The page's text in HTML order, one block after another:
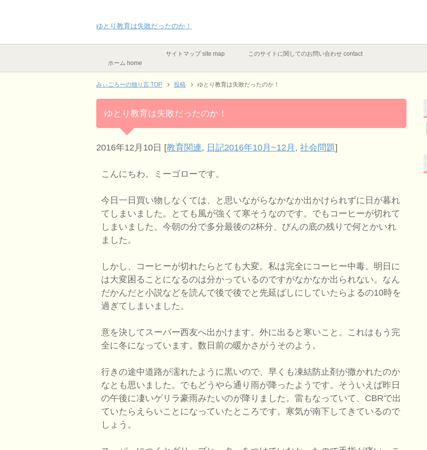
ゆとり教育は失敗だったのか！
ホーム home
サイトマップ site map このサイトに関してのお問い合わせ contact
みぃごろーの独り言 TOP 投稿 ゆとり教育は失敗だったのか！
ゆとり教育は失敗だったのか！
2016年12月10日 [教育関連, 日記2016年10月~12月 , 社会問題]
こんにちわ。ミーゴローです。
今日一日買い物しなくては、と思いながらなかなか出かけられずに日が暮れ
てしまいました。とても風が強くて寒そうなのです。でもコーヒーが切れて
しまいました。今朝の分で多分最後の2杯分、びんの底の残りで何とかいれ
ました。
しかし、コーヒーが切れたらとても大変。私は完全にコーヒー中毒。明日に
は大変困ることになるのは分かっているのですがなかなか出られない。なん
だかんだと小説などを読んで後で後でと先延ばしにしていたらよるの10時を
過ぎてしまいました。
意を決してスーパー西友へ出かけます。外に出ると寒いこと。これはもう完
全に冬になっています。数日前の暖かさがうそのよう。
行きの途中道路が濡れたように黒いので、早くも凍結防止剤が撒かれたのか
なとも思いました。でもどうやら通り雨が降ったようです。そういえば昨日
の午後に凄いゲリラ豪雨みたいのが降りました。雷もなっていて、CBRで出
ていたらえらいことになっていたところです。寒気が南下してきているので
しょう。